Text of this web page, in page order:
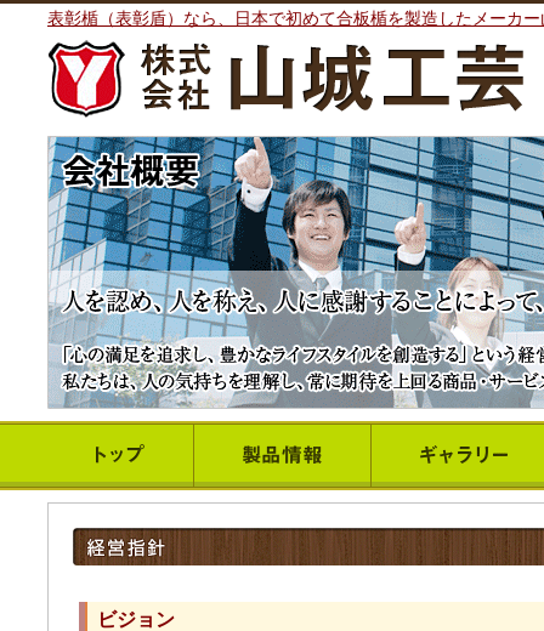
表彰楯（表彰盾）なら、日本で初めて合板楯を製造したメーカ
ビジョン